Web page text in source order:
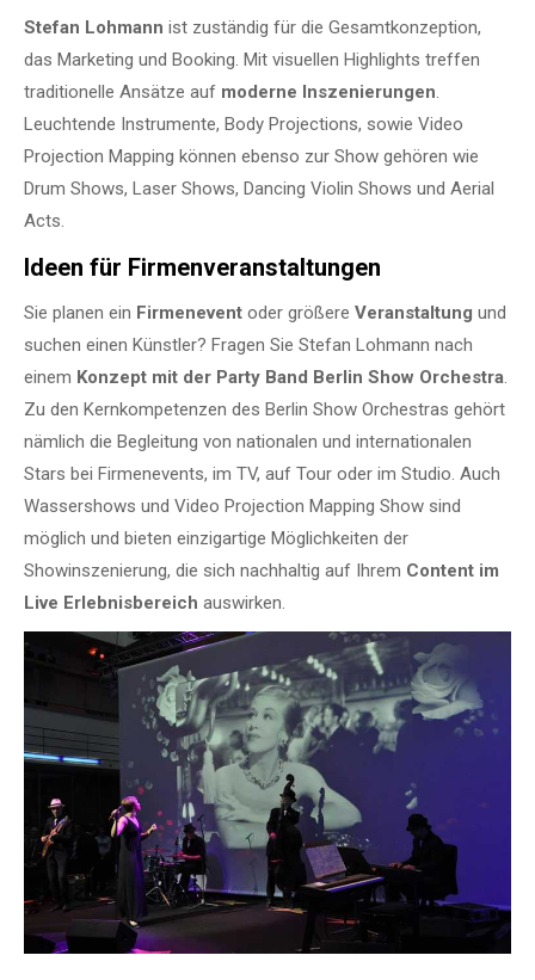
Stefan Lohmann ist zuständig für die Gesamtkonzeption,
das Marketing und Booking. Mit visuellen Highlights treffen
traditionelle Ansätze auf moderne Inszenierungen.
Leuchtende Instrumente, Body Projections, sowie Video
Projection Mapping können ebenso zur Show gehören wie
Drum Shows, Laser Shows, Dancing Violin Shows und Aerial
Acts.
Ideen für Firmenveranstaltungen
Sie planen ein Firmenevent oder größere Veranstaltung und
suchen einen Künstler? Fragen Sie Stefan Lohmann nach
einem Konzept mit der Party Band Berlin Show Orchestra.
Zu den Kernkompetenzen des Berlin Show Orchestras gehört
nämlich die Begleitung von nationalen und internationalen
Stars bei Firmenevents, im TV, auf Tour oder im Studio. Auch
Wassershows und Video Projection Mapping Show sind
möglich und bieten einzigartige Möglichkeiten der
Showinszenierung, die sich nachhaltig auf Ihrem Content im
Live Erlebnisbereich auswirken.